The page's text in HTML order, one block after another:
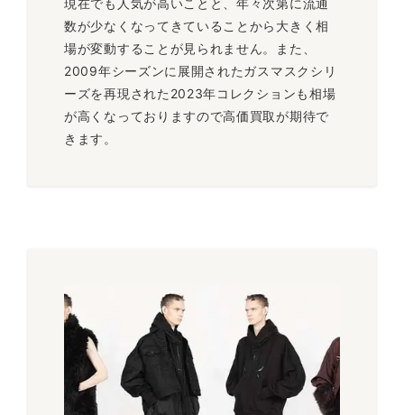
現在でも人気が高いことと、年々次第に流通
数が少なくなってきていることから大きく相
場が変動することが見られません。また、
2009年シーズンに展開されたガスマスクシリ
ーズを再現された2023年コレクションも相場
が高くなっておりますので高価買取が期待で
きます。